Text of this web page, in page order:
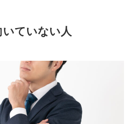
ていない人